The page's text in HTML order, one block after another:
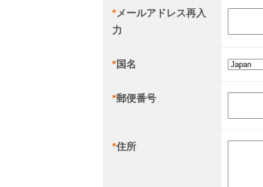
*メールアドレス再入
力
*国名
*郵便番号
*住所